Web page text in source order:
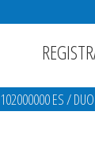
102000000 ES/DUO